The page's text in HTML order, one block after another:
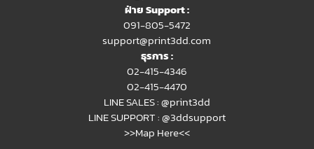
ฝ่าย Support :
091-805-5472
support@print3dd.com
ธุรการ :
02-415-4346
02-415-4470
LINE SALES :@print3dd
LINE SUPPORT :@3ddsupport
>>Map Here<<